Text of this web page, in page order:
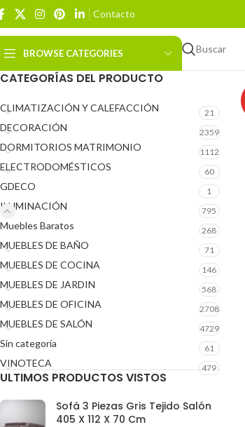
Contacto
BROWSE CATEGORIES Buscar
CATEGORÍAS DEL PRODUCTO
CLIMATIZACIÓN Y CALEFACCIÓN 21
DECORACIÓN 2359
DORMITORIOS MATRIMONIO 1112
ELECTRODOMÉSTICOS 60
GDECO 1
ILUMINACIÓN 795
Muebles Baratos 268
MUEBLES DE BAÑO 71
MUEBLES DE COCINA 146
MUEBLES DE JARDIN 568
MUEBLES DE OFICINA 2708
MUEBLES DE SALÓN 4729
Sin categoría 61
VINOTECA 479
ULTIMOS PRODUCTOS VISTOS
Sofá 3 Piezas Gris Tejido Salón
405 X 112 X 70 Cm